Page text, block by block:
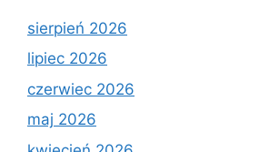
sierpień 2026
lipiec 2026
czerwiec 2026
maj 2026